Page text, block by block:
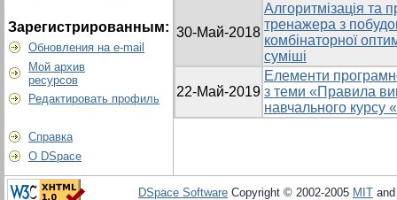
Зарегистрированным:
Обновления на e-mail
Мой архив
ресурсов
Редактировать профиль
Справка
О DSpace
30-Май-2018
Алгоритмізація та
тренажера з
комбінаторної
суміші
22-Май-2019
Елементи
з теми «Правила
навчального курсу
DSpace Software Copyright © 2002-2005 MIT